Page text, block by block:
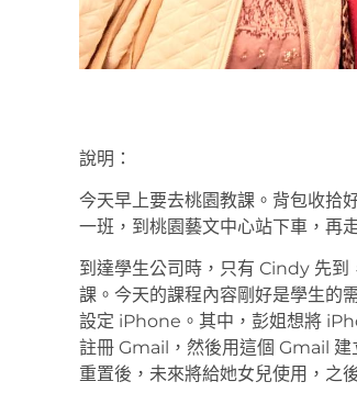
說明：
今天早上要去桃園教課。背包收拾
一班，到桃園藝文中心站下車，再
到達學生公司時，只有 Cindy 先
課。今天的課程內容剛好是學生的
設定 iPhone。其中，彭姐想將
註冊 Gmail，然後用這個 Gmail
重置後，未來將給她女兒使用，之